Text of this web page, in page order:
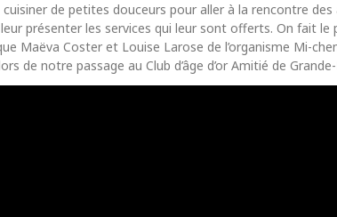
de petites douceurs pour aller à la rencontre
présenter les services qui leur sont offerts. On fait
Maëva Coster et Louise Larose de l’organisme Mi-
de notre passage au Club d’âge d’or Amitié de